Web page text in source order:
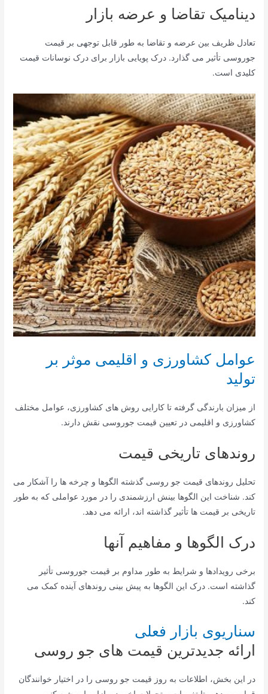
دینامیک تقاضا و عرضه بازار
تعادل ظریف بین عرضه و تقاضا به طور قابل توجهی بر قیمت
جوروسی تأثیر می گذارد. درک پویایی بازار برای درک نوسانات قیمت
کلیدی است.
عوامل کشاورزی و اقلیمی موثر بر
تولید
از میزان بارندگی گرفته تا کارایی روش های کشاورزی، عوامل مختلف
کشاورزی و اقلیمی در تعیین قیمت جوروسی نقش دارند.
روندهای تاریخی قیمت
تحلیل روندهای قیمت جو روسی گذشته الگوها و چرخه ها را آشکار می
کند. شناخت این الگوها بینش ارزشمندی را در مورد عواملی که به طور
تاریخی بر قیمت ها تأثیر گذاشته اند، ارائه می دهد.
درک الگوها و مفاهیم آنها
برخی رویدادها و شرایط به طور مداوم بر قیمت جوروسی تأثیر
گذاشته است. درک این الگوها به پیش بینی روندهای آینده کمک می
کند.
سناریوی بازار فعلی
ارائه جدیدترین قیمت های جو روسی
در این بخش، اطلاعات به روز قیمت جو روسی را در اختیار خوانندگان